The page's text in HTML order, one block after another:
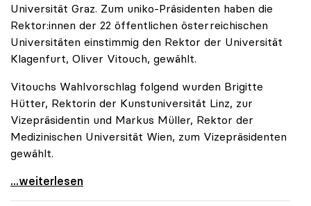
Universität Graz. Zum uniko-Präsidenten haben die
Rektor:innen der 22 öffentlichen österreichischen
Universitäten einstimmig den Rektor der Universität
Klagenfurt, Oliver Vitouch, gewählt.
Vitouchs Wahlvorschlag folgend wurden Brigitte
Hütter, Rektorin der Kunstuniversität Linz, zur
Vizepräsidentin und Markus Müller, Rektor der
Medizinischen Universität Wien, zum Vizepräsidenten
gewählt.
Universitäten: Oliver Vitouch einstimmig zum
...weiterlesen